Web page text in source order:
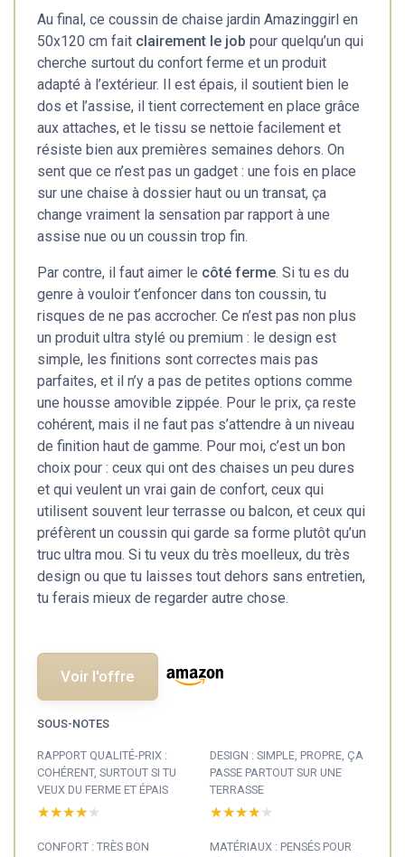
Au final, ce coussin de chaise jardin Amazinggirl en
50x120 cm fait clairement le job pour quelqu’un qui
cherche surtout du confort ferme et un produit
adapté à l’extérieur. Il est épais, il soutient bien le
dos et l’assise, il tient correctement en place grâce
aux attaches, et le tissu se nettoie facilement et
résiste bien aux premières semaines dehors. On
sent que ce n’est pas un gadget : une fois en place
sur une chaise à dossier haut ou un transat, ça
change vraiment la sensation par rapport à une
assise nue ou un coussin trop fin.
Par contre, il faut aimer le côté ferme. Si tu es du
genre à vouloir t’enfoncer dans ton coussin, tu
risques de ne pas accrocher. Ce n’est pas non plus
un produit ultra stylé ou premium : le design est
simple, les finitions sont correctes mais pas
parfaites, et il n’y a pas de petites options comme
une housse amovible zippée. Pour le prix, ça reste
cohérent, mais il ne faut pas s’attendre à un niveau
de finition haut de gamme. Pour moi, c’est un bon
choix pour : ceux qui ont des chaises un peu dures
et qui veulent un vrai gain de confort, ceux qui
utilisent souvent leur terrasse ou balcon, et ceux qui
préfèrent un coussin qui garde sa forme plutôt qu’un
truc ultra mou. Si tu veux du très moelleux, du très
design ou que tu laisses tout dehors sans entretien,
tu ferais mieux de regarder autre chose.
Voir l'offre
SOUS-NOTES
RAPPORT QUALITÉ-PRIX :
COHÉRENT, SURTOUT SI TU
VEUX DU FERME ET ÉPAIS
★★★★★
★★★★★
DESIGN : SIMPLE, PROPRE, ÇA
PASSE PARTOUT SUR UNE
TERRASSE
★★★★★
★★★★★
CONFORT : TRÈS BON
MATÉRIAUX : PENSÉS POUR